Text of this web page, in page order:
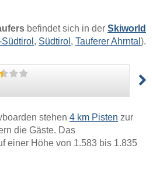
befindet sich in der Skiworld
, Südtirol , Tauferer Ahrntal ).
stehen 4 km Pisten zur
die Gäste. Das
einer Höhe von 1.583 bis 1.835